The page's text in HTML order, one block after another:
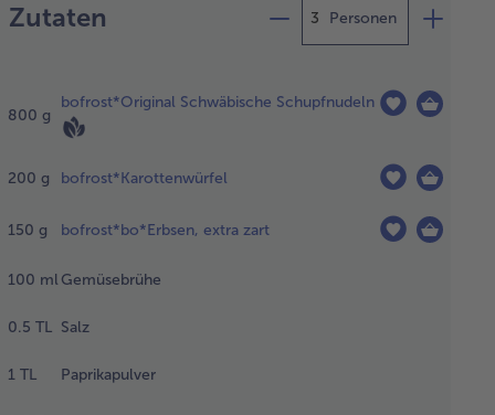
Zutaten Personen
800 g
bofrost*Original Schwäbische Schupfnudeln
200 g bofrost*Karottenwürfel
150 g bofrost*bo*Erbsen, extra zart
100 ml Gemüsebrühe
0.5 TL Salz
1 TL Paprikapulver
Erbsen in